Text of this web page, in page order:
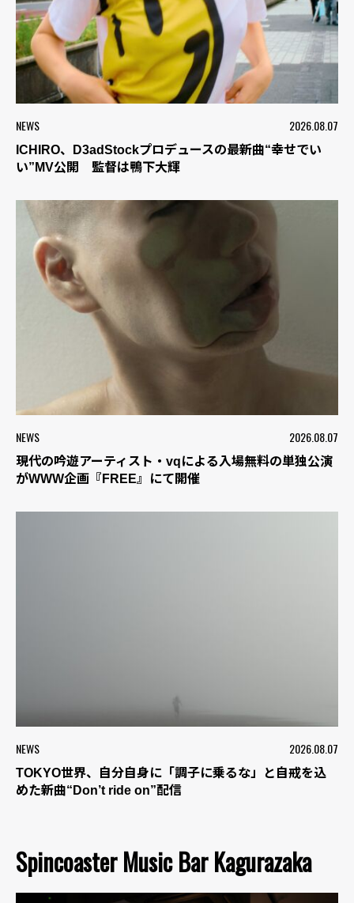
NEWS 2026.08.07
ICHIRO、D3adStockプロデュースの最新曲“幸せでい
い”MV公開 監督は鴨下大輝
NEWS 2026.08.07
現代の吟遊アーティスト・vqによる入場無料の単独公演
がWWW企画『FREE』にて開催
NEWS 2026.08.07
TOKYO世界、自分自身に「調子に乗るな」と自戒を込
めた新曲“Don’t ride on”配信
Spincoaster Music Bar Kagurazaka